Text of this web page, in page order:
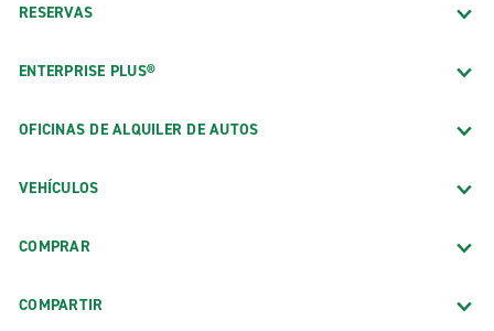
RESERVAS
ENTERPRISE PLUS®
OFICINAS DE ALQUILER DE AUTOS
VEHÍCULOS
COMPRAR
COMPARTIR